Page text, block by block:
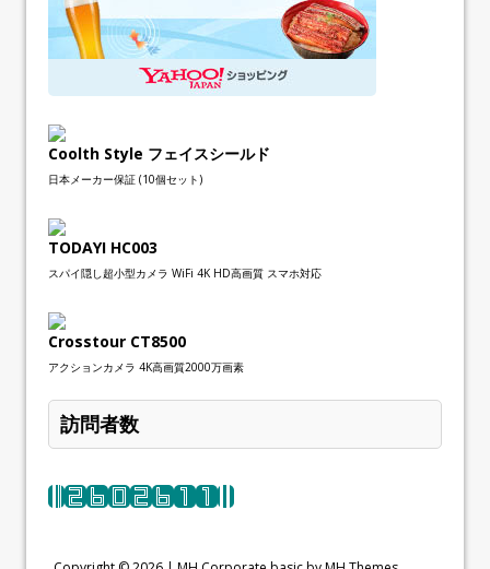
Coolth Style フェイスシールド
日本メーカー保証 (10個セット)
TODAYI HC003
スパイ隠し超小型カメラ WiFi 4K HD高画質 スマホ対応
Crosstour CT8500
アクションカメラ 4K高画質2000万画素
訪問者数